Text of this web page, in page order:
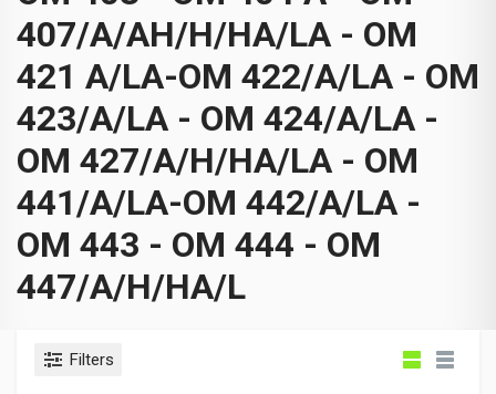
407/A/AH/H/HA/LA - OM
421 A/LA-OM 422/A/LA - OM
423/A/LA - OM 424/A/LA -
OM 427/A/H/HA/LA - OM
441/A/LA-OM 442/A/LA -
OM 443 - OM 444 - OM
447/A/H/HA/L
Filters